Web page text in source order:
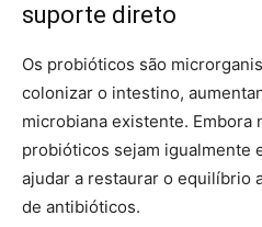
suporte direto
Os probióticos são
colonizar o intestino,
microbiana existente. Embora
probióticos sejam igualmente
ajudar a restaurar o equilíbrio
de antibióticos.